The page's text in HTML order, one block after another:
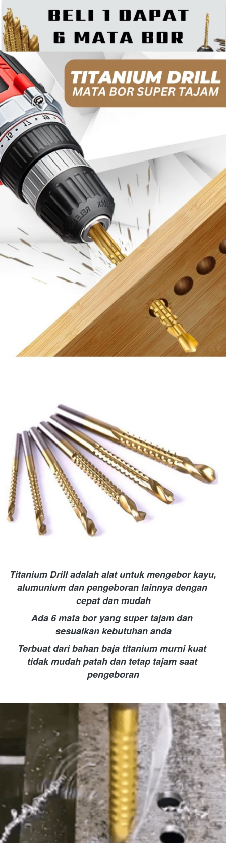
Titanium Drill adalah alat untuk mengebor kayu,
alumunium dan pengeboran lainnya dengan
cepat dan mudah
Ada 6 mata bor yang super tajam dan
sesuaikan kebutuhan anda
Terbuat dari bahan baja titanium murni kuat
tidak mudah patah dan tetap tajam saat
pengeboran